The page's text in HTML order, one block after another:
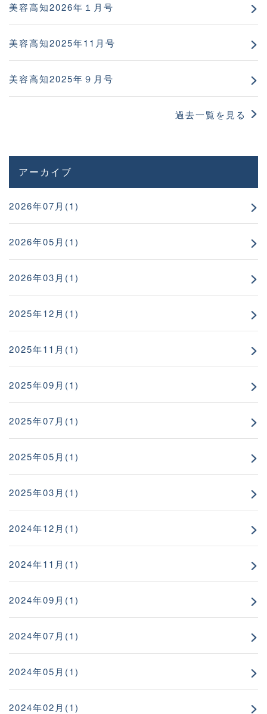
美容高知2026年１月号
美容高知2025年11月号
美容高知2025年９月号
過去一覧を見る
アーカイブ
2026年07月(1)
2026年05月(1)
2026年03月(1)
2025年12月(1)
2025年11月(1)
2025年09月(1)
2025年07月(1)
2025年05月(1)
2025年03月(1)
2024年12月(1)
2024年11月(1)
2024年09月(1)
2024年07月(1)
2024年05月(1)
2024年02月(1)